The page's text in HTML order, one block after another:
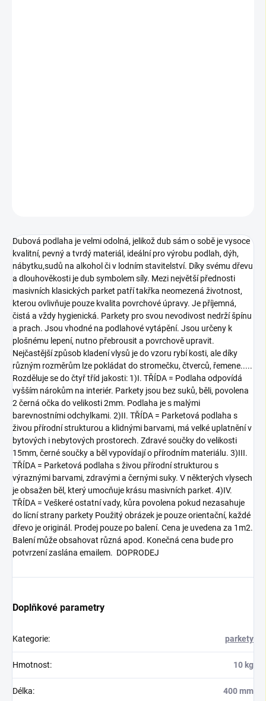
Dubová podlaha je velmi odolná, jelikož dub sám o sobě je vysoce
kvalitní, pevný a tvrdý materiál, ideální pro výrobu podlah, dýh,
nábytku,sudů na alkohol či v lodním stavitelství. Díky svému dřevu
a dlouhověkosti je dub symbolem síly. Mezi největší přednosti
masivních klasických parket patří takřka neomezená životnost,
kterou ovlivňuje pouze kvalita povrchové úpravy. Je příjemná,
čistá a vždy hygienická. Parkety pro svou nevodivost nedrží špínu
a prach. Jsou vhodné na podlahové vytápění. Jsou určeny k
plošnému lepení, nutno přebrousit a povrchově upravit.
Nejčastější způsob kladení vlysů je do vzoru rybí kosti, ale díky
různým rozměrům lze pokládat do stromečku, čtverců, řemene.....
Rozděluje se do čtyř tříd jakosti: 1)I. TŘÍDA = Podlaha odpovídá
vyšším nárokům na interiér. Parkety jsou bez suků, běli, povolena
2 černá očka do velikosti 2mm. Podlaha je s malými
barevnostními odchylkami. 2)II. TŘÍDA = Parketová podlaha s
živou přírodní strukturou a klidnými barvami, má velké uplatnění v
bytových i nebytových prostorech. Zdravé součky do velikosti
15mm, černé součky a běl vypovídají o přírodním materiálu. 3)III.
TŘÍDA = Parketová podlaha s živou přírodní strukturou s
výraznými barvami, zdravými a černými suky. V některých vlysech
je obsažen běl, který umocňuje krásu masivních parket. 4)IV.
TŘÍDA = Veškeré ostatní vady, kůra povolena pokud nezasahuje
do lícní strany parkety Použitý obrázek je pouze orientační, každé
dřevo je originál. Prodej pouze po balení. Cena je uvedena za 1m2.
Balení může obsahovat různá apod. Konečná cena bude pro
potvrzení zaslána emailem. DOPRODEJ
Doplňkové parametry
Kategorie: parkety
Hmotnost: 10 kg
Délka: 400 mm